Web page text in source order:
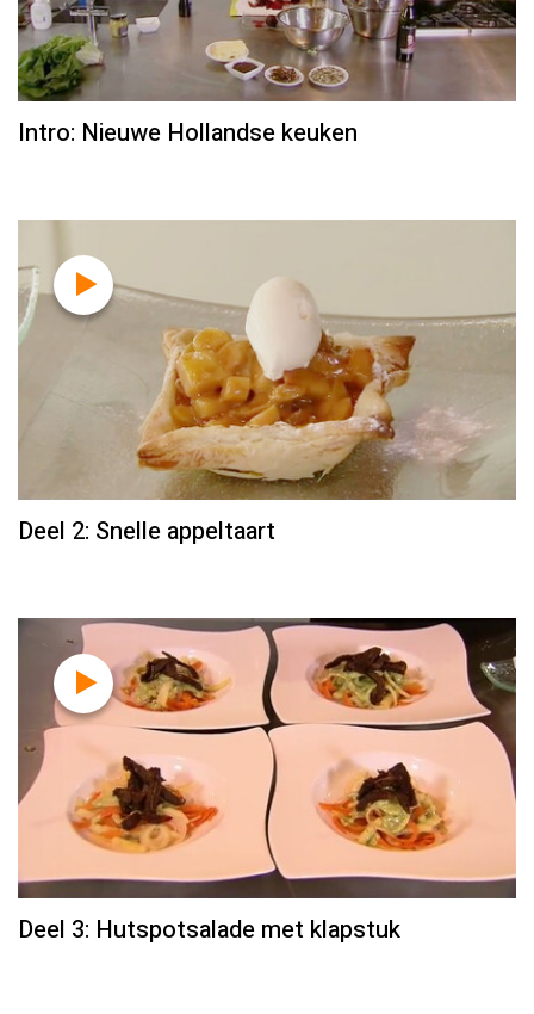
Intro: Nieuwe Hollandse keuken
Deel 2: Snelle appeltaart
Deel 3: Hutspotsalade met klapstuk